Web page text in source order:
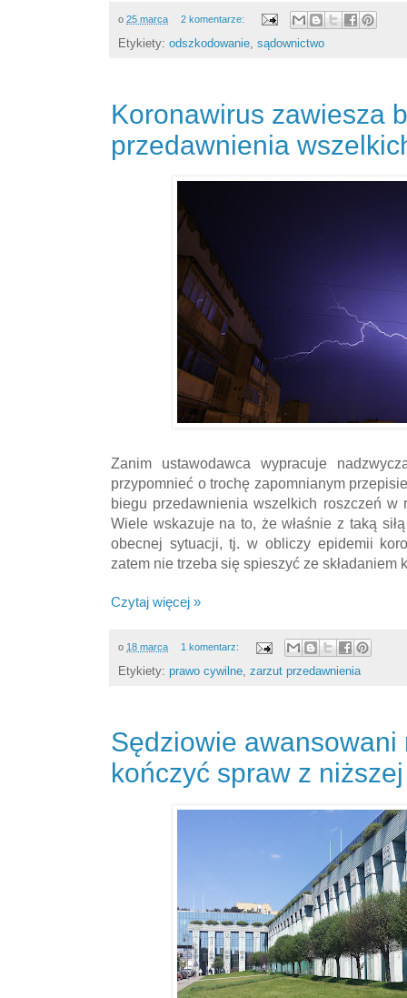
o 25 marca 2 komentarze:
Etykiety: odszkodowanie sądownictwo
Koronawirus zawiesza
przedawnienia
Zanim ustawodawca wypracuje
przypomnieć o trochę zapomnianym
biegu przedawnienia wszelkich roszczeń w
Wiele wskazuje na to, że właśnie z taką
obecnej sytuacji, tj. w obliczy epidemii
zatem nie trzeba się spieszyć ze
Czytaj więcej »
o 18 marca 1 komentarz:
Etykiety: prawo cywilne, zarzut przedawnienia
Sędziowie awansowani
kończyć spraw z